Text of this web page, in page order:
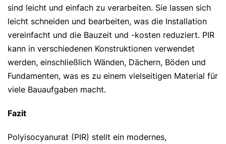
sind leicht und einfach zu verarbeiten. Sie lassen sich
leicht schneiden und bearbeiten, was die Installation
vereinfacht und die Bauzeit und -kosten reduziert. PIR
kann in verschiedenen Konstruktionen verwendet
werden, einschließlich Wänden, Dächern, Böden und
Fundamenten, was es zu einem vielseitigen Material für
viele Bauaufgaben macht.
Fazit
Polyisocyanurat (PIR) stellt ein modernes,